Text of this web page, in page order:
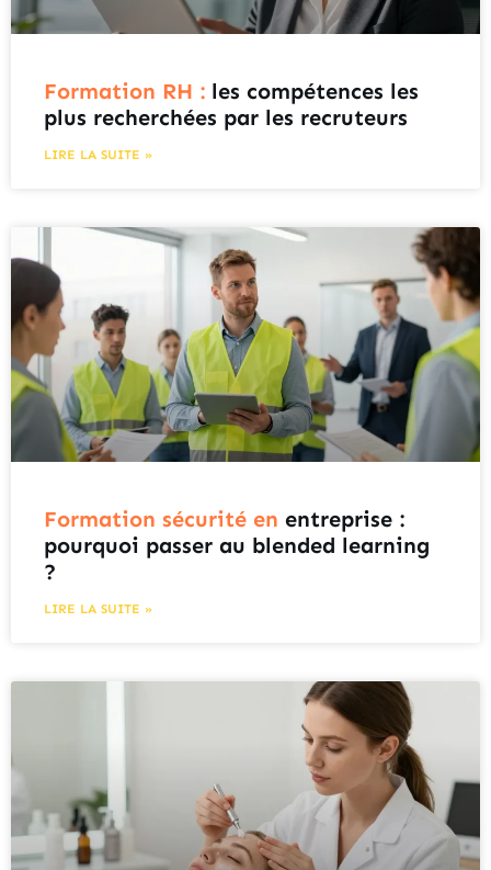
Formation RH : les compétences les
plus recherchées par les recruteurs
LIRE LA SUITE »
Formation sécurité en entreprise :
pourquoi passer au blended learning
?
LIRE LA SUITE »